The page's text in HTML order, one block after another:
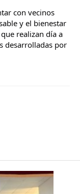
con vecinos
y el bienestar
realizan día a
desarrolladas por